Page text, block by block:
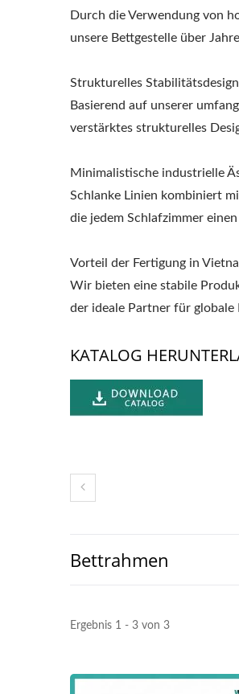
Durch die Verwendung von
unsere Bettgestelle über
Strukturelles Stabilitätsdesign
Basierend auf unserer
verstärktes strukturelles
Minimalistische industrielle
Schlanke Linien kombiniert
die jedem Schlafzimmer
Vorteil der Fertigung in
Wir bieten eine stabile
der ideale Partner für
KATALOG
Bettrahmen
Ergebnis 1 - 3 von 3